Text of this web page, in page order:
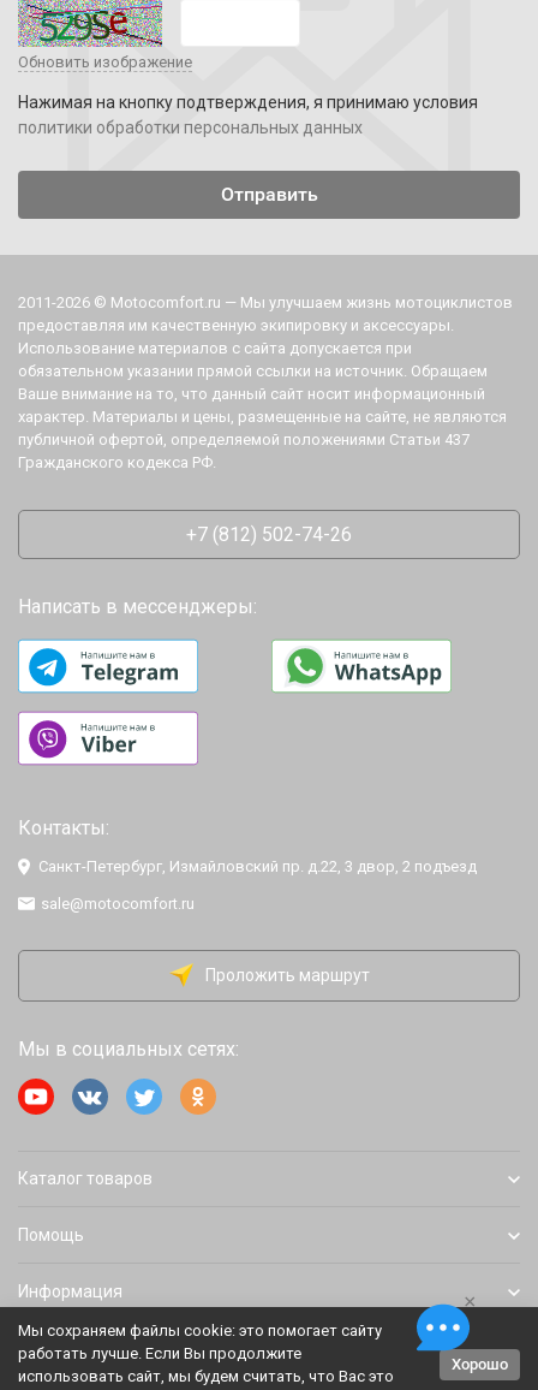
Обновить изображение
Нажимая на кнопку подтверждения, я принимаю условия
политики обработки персональных данных
2011-2026 © Motocomfort.ru — Мы улучшаем жизнь мотоциклистов
предоставляя им качественную экипировку и аксессуары.
Использование материалов с сайта допускается при
обязательном указании прямой ссылки на источник. Обращаем
Ваше внимание на то, что данный сайт носит информационный
характер. Материалы и цены, размещенные на сайте, не являются
публичной офертой, определяемой положениями Статьи 437
Гражданского кодекса РФ.
+7 (812) 502-74-26
Написать в мессенджеры:
Контакты:
Санкт-Петербург, Измайловский пр. д.22, 3 двор, 2 подъезд
sale@motocomfort.ru
Проложить маршрут
Мы в социальных сетях:
Каталог товаров
Помощь
Информация
Политика персональных данных
Мы сохраняем файлы cookie: это помогает сайту
работать лучше. Если Вы продолжите
использовать сайт, мы будем считать, что Вас это
Хорошо
×